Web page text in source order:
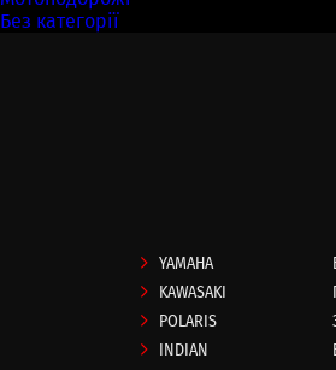
Без категорії
YAMAHA
KAWASAKI
POLARIS
INDIAN